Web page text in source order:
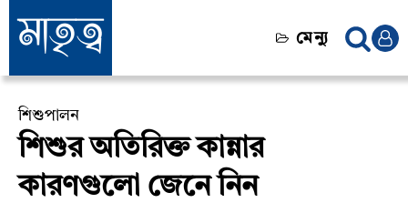
মেন্যু
শিশুপালন
শিশুর অতিরিক্ত কান্নার
কারণগুলো জেনে নিন